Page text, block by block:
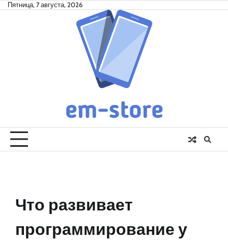
SkipПятница, 7 августа, 2026
Что развивает
программирование у